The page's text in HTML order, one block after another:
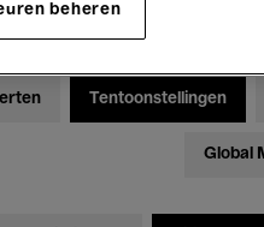
Tentoonstellingen
Global
beheren